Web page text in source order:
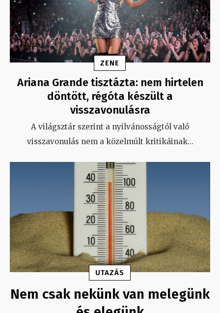
ZENE
Ariana Grande tisztázta: nem hirtelen
döntött, régóta készült a
visszavonulásra
A világsztár szerint a nyilvánosságtól való
visszavonulás nem a közelmúlt kritikáinak...
UTAZÁS
Nem csak nekünk van melegünk